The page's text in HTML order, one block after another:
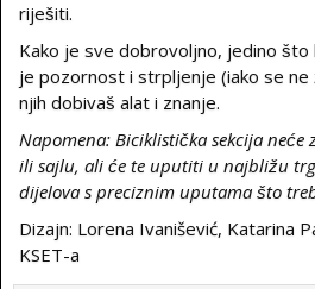
riješiti.
Kako je sve dobrovoljno, jedino
je pozornost i strpljenje (iako se ne
njih dobivaš alat i znanje.
Napomena: Biciklistička sekcija
ili sajlu, ali će te uputiti u najbližu
dijelova s preciznim uputama što
Dizajn: Lorena Ivanišević, Katarina
KSET-a